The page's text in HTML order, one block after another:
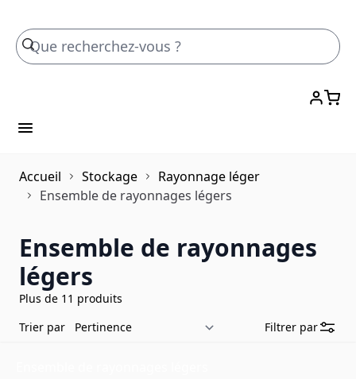
Accueil Stockage
Rayonnage léger
Ensemble de rayonnages légers
Ensemble de rayonnages
légers
Plus de 11 produits
Trier par
Filtrer par